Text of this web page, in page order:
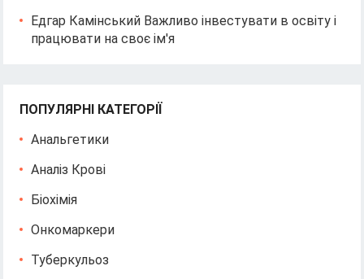
Едгар Камінський Важливо інвестувати в освіту і
працювати на своє ім'я
ПОПУЛЯРНІ КАТЕГОРІЇ
Анальгетики
Аналіз Крові
Біохімія
Онкомаркери
Туберкульоз